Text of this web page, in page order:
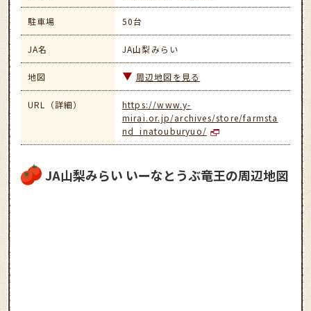
駐車場 50台
JA名 JA山梨みらい
地図 周辺地図を見る
URL（詳細）
https://www.y-
mirai.or.jp/archives/store/farmsta
nd_inatouburyuo/
JA山梨みらい いーなとうぶ竜王の周辺地図